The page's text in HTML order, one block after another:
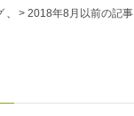
> 2018年8月以前の記事